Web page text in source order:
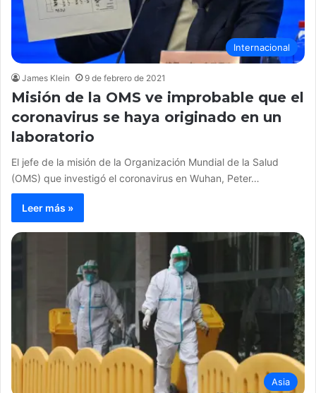
Internacional
James Klein 9 de febrero de 2021
Misión de la OMS ve improbable que el
coronavirus se haya originado en un
laboratorio
El jefe de la misión de la Organización Mundial de la Salud
(OMS) que investigó el coronavirus en Wuhan, Peter…
Leer más »
Asia